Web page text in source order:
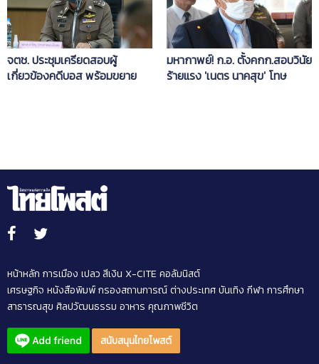
จตช. ประชุมเครียดสอบผู้
เกี่ยวข้องคดีบอส พร้อมขยาย
มหากาพย์! ก.อ. ตั้งคกก.สอบวินัย
ร้ายแรง 'เนตร นาคสุข' โทษ
หน้าหลัก การเมือง เปลว สีเงิน X-CITE คอลัมนิสต์
เศรษฐกิจ หนังสือพิมพ์กรองสถานการณ์ต่างประเทศบันเทิง กีฬา การศึกษา
สาธารณสุข ศิลปวัฒนธรรม อาหาร คุณภาพชีวิต
สนับสนุนไทยโพสต์